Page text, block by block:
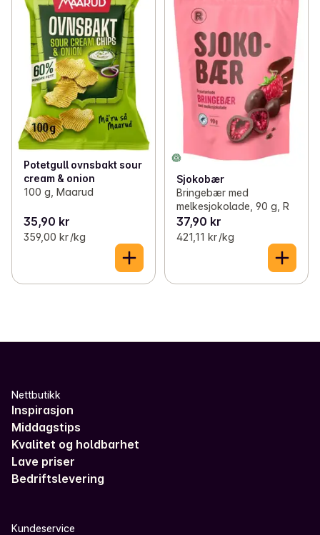
Potetgull ovnsbakt sour
cream & onion
100 g, Maarud
35,90 kr
359,00 kr /kg
Sjokobær
Bringebær med
melkesjokolade, 90 g, R
37,90 kr
421,11 kr /kg
Nettbutikk
Inspirasjon
Middagstips
Kvalitet og holdbarhet
Lave priser
Bedriftslevering
Kundeservice